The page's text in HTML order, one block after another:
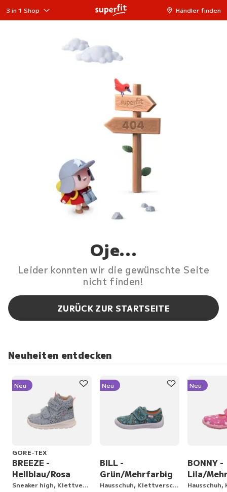
3 in 1 Shop Händler finden
Oje...
Leider konnten wir die gewünschte Seite
nicht finden!
ZURÜCK ZUR STARTSEITE
Neuheiten entdecken
Neu
GORE-TEX
BREEZE -
Hellblau/Rosa
Sneaker high, Klettverschluss
Neu
BILL -
Grün/Mehrfarbig
Hausschuh, Klettverschluss
Neu
BONNY -
Lila/